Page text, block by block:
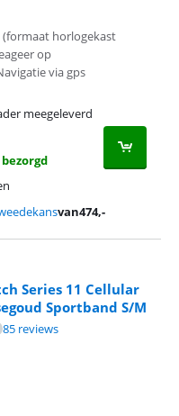
horlogekast
op
via gps
meegeleverd
van474,-
Series 11 Cellular
Sportband S/M
85 reviews.
85 reviews